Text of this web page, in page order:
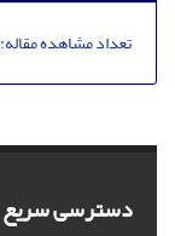
تعداد مشاهده مقاله:
دسترسی سریع